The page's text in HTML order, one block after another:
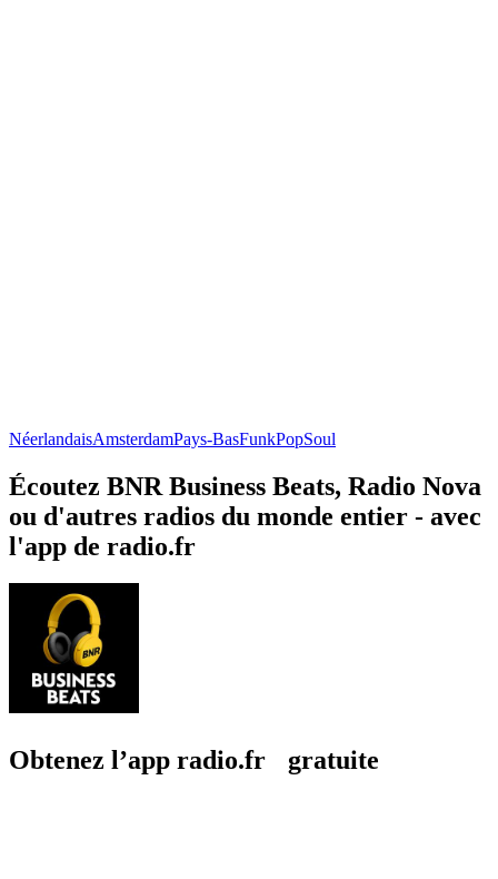
NéerlandaisAmsterdamPays-BasFunkPopSoul
Écoutez BNR Business Beats, Radio Nova
ou d'autres radios du monde entier - avec
l'app de radio.fr
Obtenez l’app radio.fr gratuite